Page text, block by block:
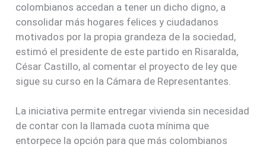
colombianos accedan a tener un dicho digno, a
consolidar más hogares felices y ciudadanos
motivados por la propia grandeza de la sociedad,
estimó el presidente de este partido en Risaralda,
César Castillo, al comentar el proyecto de ley que
sigue su curso en la Cámara de Representantes.
La iniciativa permite entregar vivienda sin necesidad
de contar con la llamada cuota mínima que
entorpece la opción para que más colombianos